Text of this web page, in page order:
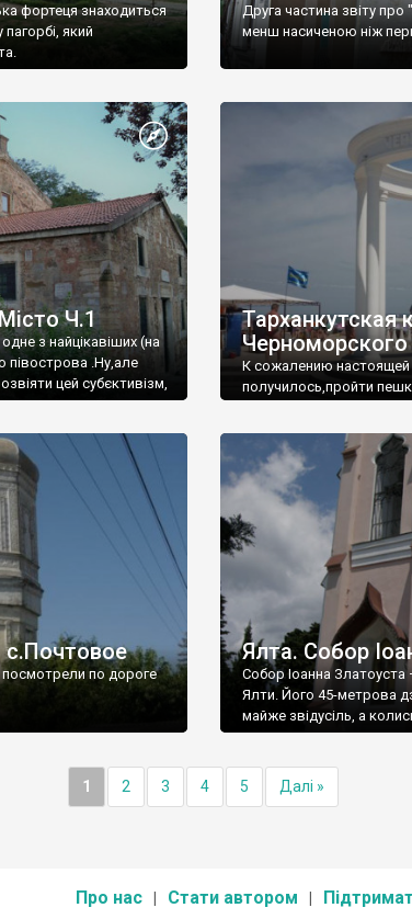
фортеця знаходиться
який
Друга частина звіту
менш насиченою ніж
Ч.1
з найцікавіших (на
півострова .Ну,але
цей субєктивізм,
Тарханкутская
К сожалению настоящей
получилось,пройти
с.Почтовое
по дороге
Ялта. Собор
Собор Іоанна
Ялти. Його 45-метрова
майже звідусіль, а
1 2 3 4 5 Далі »
Про нас Стати автором